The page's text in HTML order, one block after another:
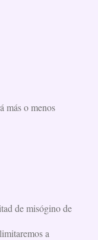
más o menos
de misógino de
a